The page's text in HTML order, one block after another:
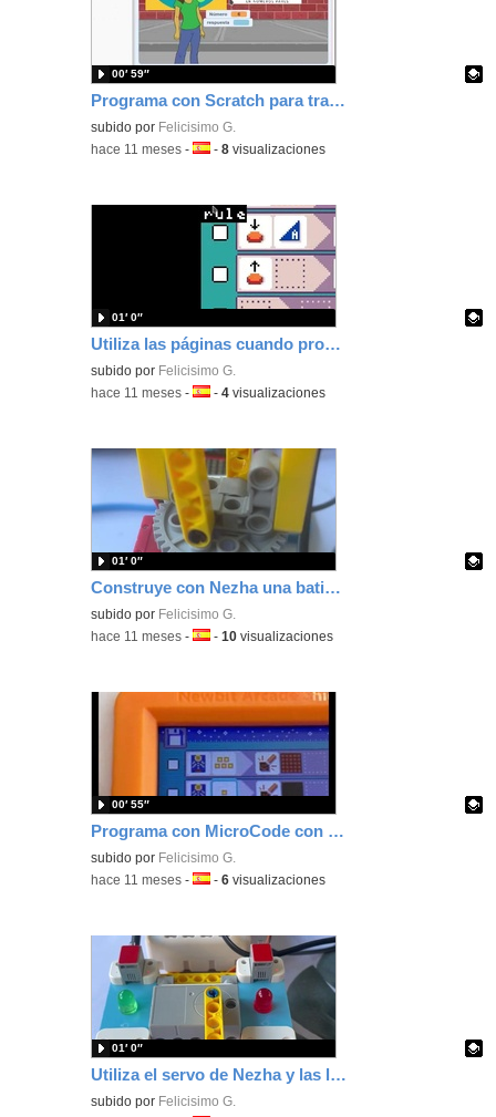
Programa con Scratch para trabajar par/impar con preguntas y autocorregible
Contenido educativo.
subido por Felicisimo G.
00′ 59″
-hace 11 meses -Idioma:
-8 visualizaciones
Utiliza las páginas cuando programes con MicroCode usando tu consola Kittenbot Arcade Shield
Contenido educativo.
subido por Felicisimo G.
01′ 0″
-hace 11 meses -Idioma:
-4 visualizaciones
Construye con Nezha una batidora que se accione con un pulsador programando con MakeCode tu placa microbit
Contenido educativo.
subido por Felicisimo G.
01′ 0″
-hace 11 meses -Idioma:
-10 visualizaciones
Programa con MicroCode con tu Kittenbot Arcade Shield para usar el sensor de luz
Contenido educativo.
subido por Felicisimo G.
00′ 55″
-hace 11 meses -Idioma:
-6 visualizaciones
Utiliza el servo de Nezha y las luces para hacer un dosificador programando con MakeCode
Contenido educativo.
subido por Felicisimo G.
01′ 0″